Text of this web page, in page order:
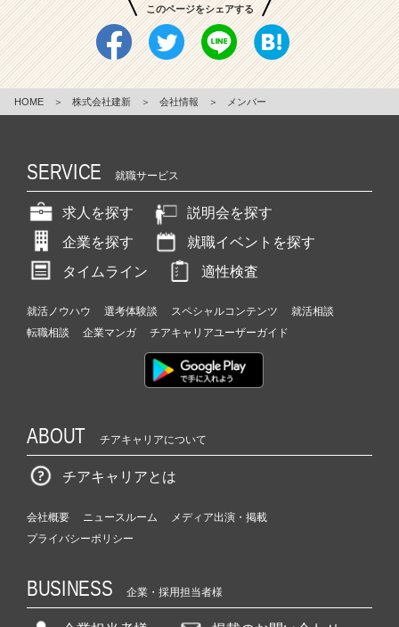
このページをシェアする
HOME ＞ 株式会社建新 ＞ 会社情報 ＞ メンバー
SERVICE 就職サービス
求人を探す
説明会を探す
企業を探す
就職イベントを探す
タイムライン
適性検査
就活ノウハウ 選考体験談 スペシャルコンテンツ
就活相談
転職相談
企業マンガ チアキャリアユーザーガイド
ABOUT チアキャリアについて
チアキャリアとは
会社概要 ニュースルーム
メディア出演・掲載
プライバシーポリシー
BUSINESS 企業・採用担当者様